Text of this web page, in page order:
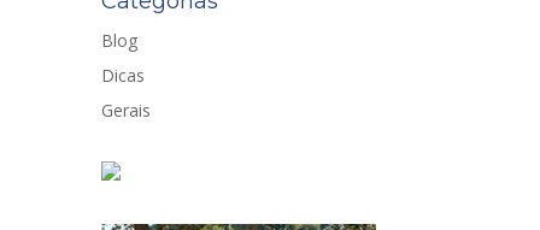
Blog
Dicas
Gerais